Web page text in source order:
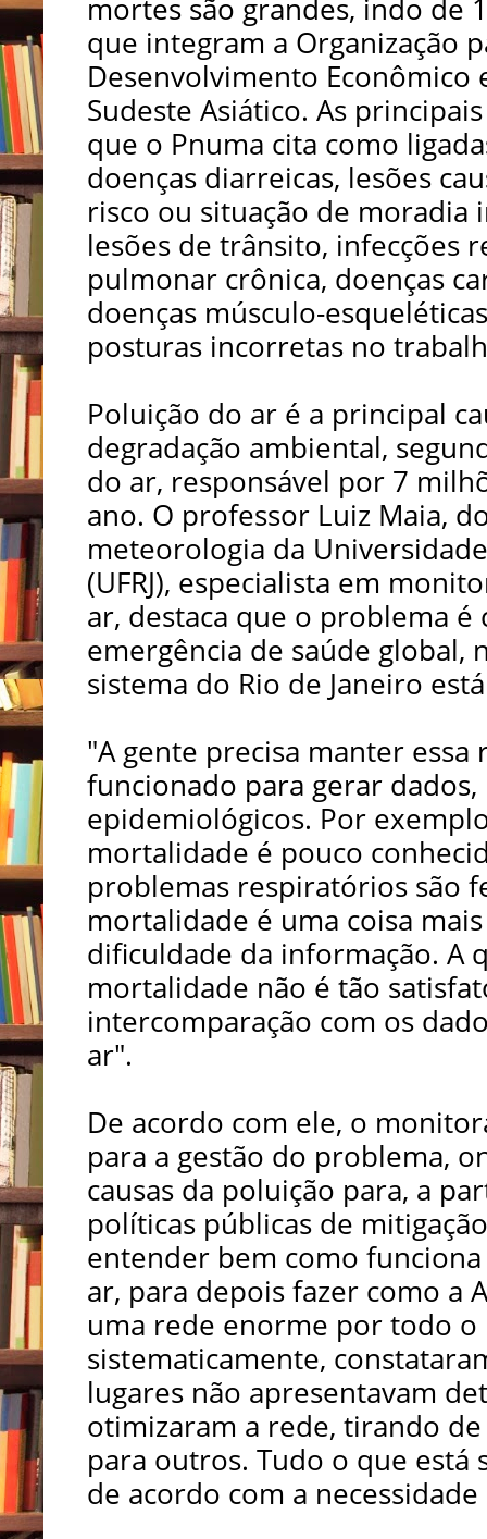
mortes são grandes, indo de
que integram a Organização
Desenvolvimento Econômico
Sudeste Asiático. As
que o Pnuma cita como
doenças diarreicas, lesões
risco ou situação de moradia
lesões de trânsito, infecções
pulmonar crônica, doenças
doenças músculo-
posturas incorretas no
Poluição do ar é a principal
degradação ambiental,
do ar, responsável por 7
ano. O professor Luiz Maia,
meteorologia da
(UFRJ), especialista em
ar, destaca que o problema
emergência de saúde global,
sistema do Rio de Janeiro
"A gente precisa manter
funcionado para gerar
epidemiológicos. Por
mortalidade é pouco
problemas respiratórios são
mortalidade é uma coisa
dificuldade da informação. A
mortalidade não é tão
intercomparação com os
ar".
De acordo com ele, o
para a gestão do problema,
causas da poluição para, a
políticas públicas de
entender bem como
ar, para depois fazer como a
uma rede enorme por todo o
sistematicamente,
lugares não apresentavam
otimizaram a rede, tirando
para outros. Tudo o que está
de acordo com a